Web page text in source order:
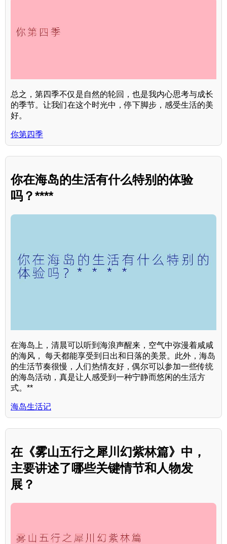
总之，第四季不仅是自然的轮回，也是我内心思考与成长
的季节。让我们在这个时光中，停下脚步，感受生活的美
好。
你第四季
你在海岛的生活有什么特别的体验
吗？****
在海岛上，清晨可以听到海浪声醒来，空气中弥漫着咸咸
的海风， 每天都能享受到日出和日落的美景。此外，海岛
的生活节奏很慢，人们热情友好，偶尔可以参加一些传统
的海岛活动，真是让人感受到一种宁静而悠闲的生活方
式。**
海岛生活记
在《雾山五行之犀川幻紫林篇》中，
主要讲述了哪些关键情节和人物发
展？